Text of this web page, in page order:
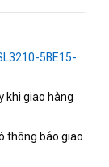
5BE15-
khi giao hàng
thông báo giao